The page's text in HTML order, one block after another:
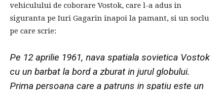
vehiculului de coborare Vostok, care l-a adus in
siguranta pe Iuri Gagarin inapoi la pamant, si un soclu
pe care scrie:
Pe 12 aprilie 1961, nava spatiala sovietica Vostok
cu un barbat la bord a zburat in jurul globului.
Prima persoana care a patruns in spatiu este un